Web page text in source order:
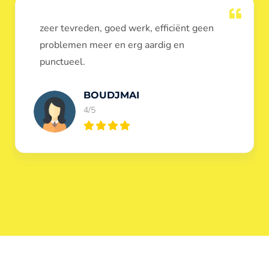
Dank u voor de ontstopping van wc, werd
heel goed uitgevoerd, door de loodgieters
ontstoppers services janssens.
Eric Garfield
5/5